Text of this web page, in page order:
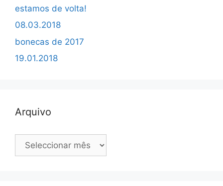
estamos de volta!
08.03.2018
bonecas de 2017
19.01.2018
Arquivo
Arquivo